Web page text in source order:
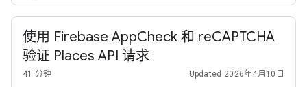
使用 Firebase AppCheck 和 reCAPTCHA
验证 Places API 请求
41 分钟 Updated 2026年4月10日